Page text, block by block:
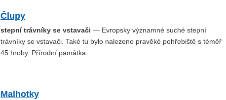
Člupy
stepní trávníky se vstavači — Evropsky významné suché stepní
trávníky se vstavači. Také tu bylo nalezeno pravěké pohřebiště s téměř
45 hroby. Přírodní památka.
Malhotky